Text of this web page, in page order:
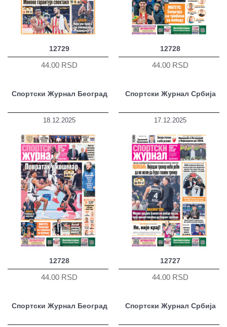
12729
44.00 RSD
12728
44.00 RSD
Спортски Журнал Београд
18.12.2025
12728
44.00 RSD
Спортски Журнал Србија
17.12.2025
12727
44.00 RSD
Спортски Журнал Београд Спортски Журнал Србија